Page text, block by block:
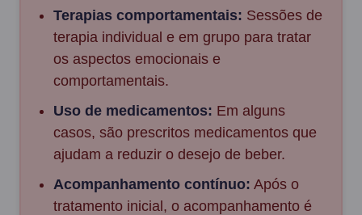
Terapias comportamentais: Sessões de
terapia individual e em grupo para tratar
os aspectos emocionais e
comportamentais.
Uso de medicamentos: Em alguns
casos, são prescritos medicamentos que
ajudam a reduzir o desejo de beber.
Acompanhamento contínuo: Após o
tratamento inicial, o acompanhamento é